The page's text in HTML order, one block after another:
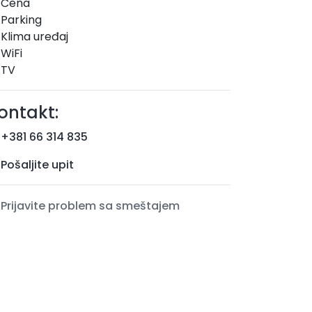
uređaj
66 314 835
upit
problem sa smeštajem